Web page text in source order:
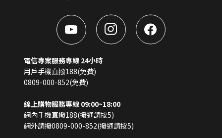
電信專案服務專線 24小時
用戶手機直撥188(免費)
0809-000-852(免費)
線上購物服務專線 09:00~18:00
網內手機直撥188(撥通請按5)
網外請撥0809-000-852(撥通請按5)